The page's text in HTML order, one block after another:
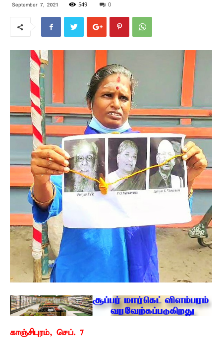
September 7, 2021 549 0
காஞ்சிபுரம், செப். 7 –